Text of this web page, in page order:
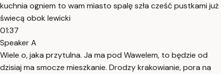
kuchnia ogniem to wam miasto spalę szła cześć pustkami już
świecą obok lewicki
01:37
Speaker A
Wiele o, jaka przytulna. Ja ma pod Wawelem, to będzie od
dzisiaj ma smocze mieszkanie. Drodzy krakowianie, pora na